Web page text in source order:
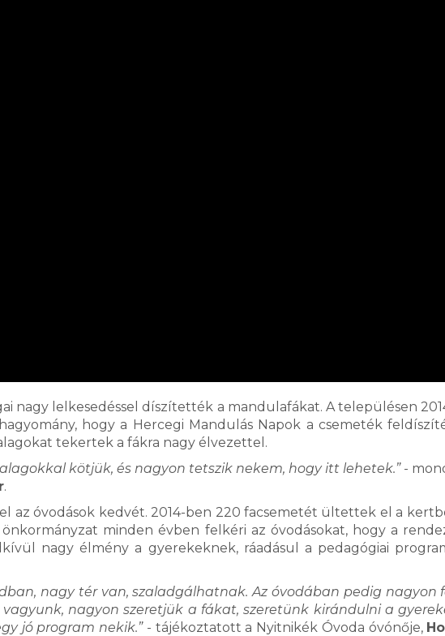
nagy lelkesedéssel díszítették a mandulafákat. A településen
hogy a Hercegi Mandulás Napok a csemeték
tekertek a fákra nagy élvezettel.
kötjük, és nagyon tetszik nekem, hogy itt lehetek.”-
.
az óvodások kedvét. 2014-ben 220 facsemetét ültettek el a
minden évben felkéri az óvodásokat, hogy a
nagy élmény a gyerekeknek, ráadásul a pedagógiai
nagy tér van, szaladgálhatnak. Az óvodában pedig nagyon
nagyon szeretjük a fákat, szeretünk kirándulni a
jó program nekik.”- tájékoztatott a Nyitnikék Óvoda óvónője,